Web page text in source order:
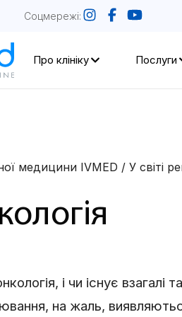
Соцмережі:
Про клініку Послуги
медицини IVMED / У світі
і чи існує
на жаль,